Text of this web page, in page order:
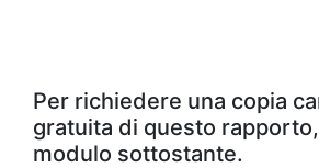
Per richiedere una copia
gratuita di questo
modulo sottostante.